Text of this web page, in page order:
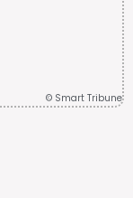
© Smart Tribune